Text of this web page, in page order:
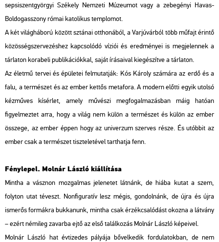
sepsiszentgyörgyi Székely Nemzeti Múzeumot vagy a zebegényi Havas-
Boldogasszony római katolikus templomot.
A két világháború között sztánai otthonából, a Varjúvárból több műfajt érintő
közösségszervezéshez kapcsolódó víziói és eredményei is megjelennek a
tárlaton korabeli publikációkkal, saját írásaival kiegészítve a tárlaton.
Az életmű tervei és épületei felmutatják: Kós Károly számára az erdő és a
falu, a természet és az ember kettős metafora. A modern előtti egyik utolsó
kézműves kísérlet, amely művészi megfogalmazásban máig hatóan
figyelmeztet arra, hogy a világ nem külön a természet és külön az ember
összege, az ember éppen hogy az univerzum szerves része. És utóbbit az
ember csak a természet tiszteletével tarthatja fenn.
Fénylepel. Molnár László kiállítása
Mintha a vásznon mozgalmas jelenetet látnánk, de hiába kutat a szem,
folyton utat téveszt. Nonfiguratív lesz mégis, gondolnánk, de újra és újra
ismerős formákra bukkanunk, mintha csak érzékcsalódást okozna a látvány
– ezért némileg zavarba ejtő az első találkozás Molnár László képeivel.
Molnár László hat évtizedes pályája bővelkedik fordulatokban, de nem